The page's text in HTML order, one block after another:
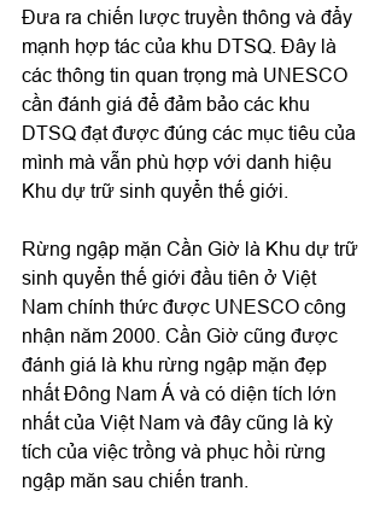
Đưa ra chiến lược truyền thông và đẩy
mạnh hợp tác của khu DTSQ. Đây là
các thông tin quan trọng mà UNESCO
cần đánh giá để đảm bảo các khu
DTSQ đạt được đúng các mục tiêu của
mình mà vẫn phù hợp với danh hiệu
Khu dự trữ sinh quyển thế giới.
Rừng ngập mặn Cần Giờ là Khu dự trữ
sinh quyển thế giới đầu tiên ở Việt
Nam chính thức được UNESCO công
nhận năm 2000. Cần Giờ cũng được
đánh giá là khu rừng ngập mặn đẹp
nhất Đông Nam Á và có diện tích lớn
nhất của Việt Nam và đây cũng là kỳ
tích của việc trồng và phục hồi rừng
ngập măn sau chiến tranh.